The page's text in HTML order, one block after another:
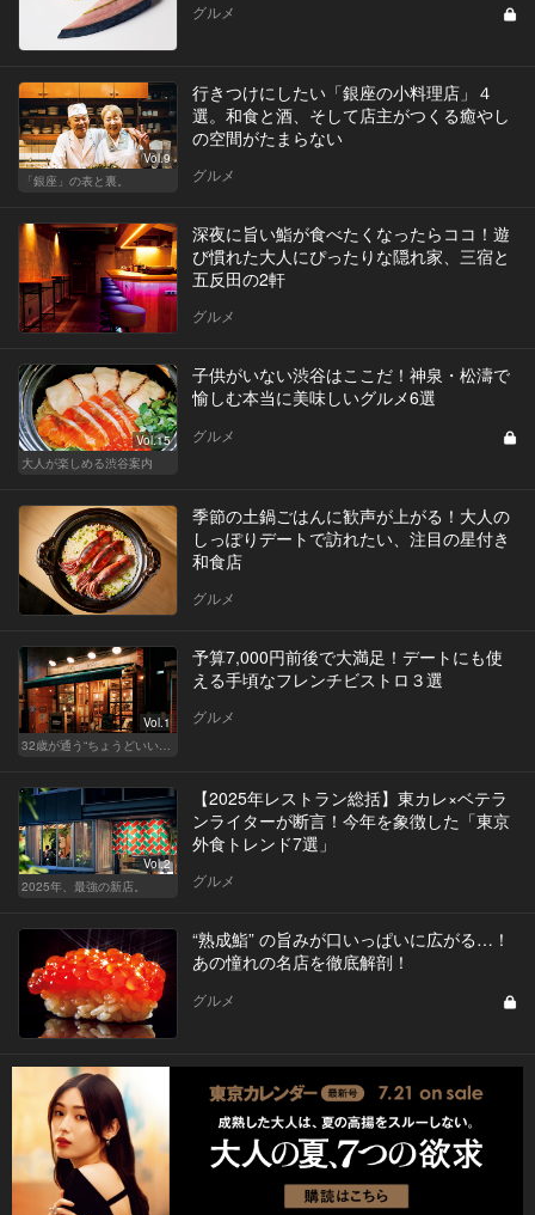
グルメ
Vol.9
「銀座」の表と裏。
行きつけにしたい「銀座の小料理店」４
選。和食と酒、そして店主がつくる癒やし
の空間がたまらない
グルメ
深夜に旨い鮨が食べたくなったらココ！遊
び慣れた大人にぴったりな隠れ家、三宿と
五反田の2軒
グルメ
Vol.15
大人が楽しめる渋谷案内
子供がいない渋谷はここだ！神泉・松濤で
愉しむ本当に美味しいグルメ6選
グルメ
季節の土鍋ごはんに歓声が上がる！大人の
しっぽりデートで訪れたい、注目の星付き
和食店
グルメ
Vol.1
予算7,000円前後で大満足！デートにも使
える手頃なフレンチビストロ３選
グルメ
Vol.2
2025年、最強の新店。
【2025年レストラン総括】東カレ×ベテラ
ンライターが断言！今年を象徴した「東京
外食トレンド7選」
グルメ
“熟成鮨” の旨みが口いっぱいに広がる…！
あの憧れの名店を徹底解剖！
グルメ